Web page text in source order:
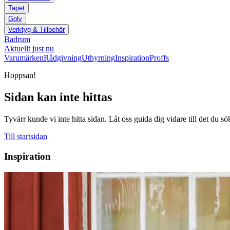
Tapet
Golv
Verktyg & Tillbehör
Badrum
Aktuellt just nu
VarumärkenRådgivningUthyrningInspirationProffs
Hoppsan!
Sidan kan inte hittas
Tyvärr kunde vi inte hitta sidan. Låt oss guida dig vidare till det du
Till startsidan
Inspiration